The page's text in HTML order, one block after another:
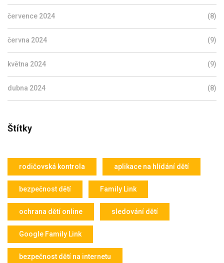
července 2024 (8)
června 2024 (9)
května 2024 (9)
dubna 2024 (8)
Štítky
rodičovská kontrola aplikace na hlídání dětí
bezpečnost dětí Family Link
ochrana dětí online sledování dětí
Google Family Link
bezpečnost dětí na internetu